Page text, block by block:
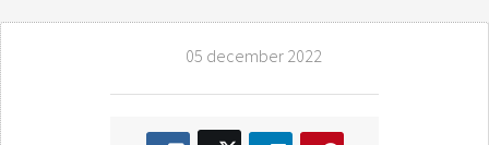
05 december 2022